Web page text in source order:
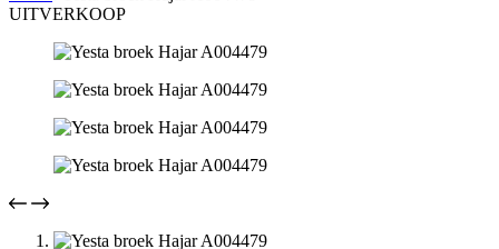
UITVERKOOP